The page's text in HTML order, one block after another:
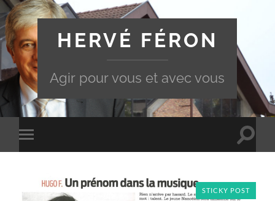
HERVÉ FÉRON
Agir pour vous et avec vous
Toggle
mobile
Toggle
STICKY POST